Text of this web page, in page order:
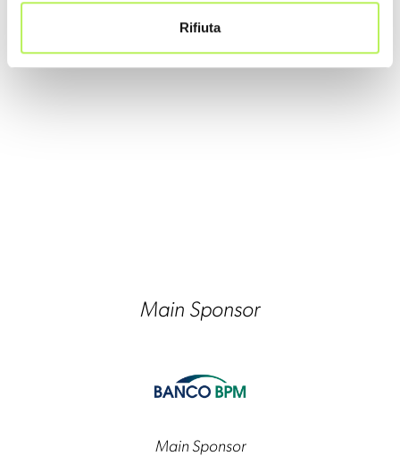
Rifiuta
Main Sponsor
Main Sponsor